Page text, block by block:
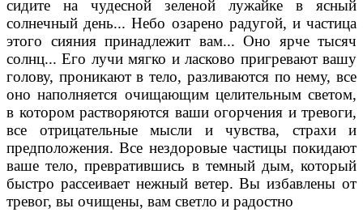
сидите на чудесной зеленой лужайке в ясный
солнечный день... Небо озарено радугой, и частица
этого сияния принадлежит вам... Оно ярче тысяч
солнц... Его лучи мягко и ласково пригревают вашу
голову, проникают в тело, разливаются по нему, все
оно наполняется очищающим целительным светом,
в котором растворяются ваши огорчения и тревоги,
все отрицательные мысли и чувства, страхи и
предположения. Все нездоровые частицы покидают
ваше тело, превратившись в темный дым, который
быстро рассеивает нежный ветер. Вы избавлены от
тревог, вы очищены, вам светло и радостно